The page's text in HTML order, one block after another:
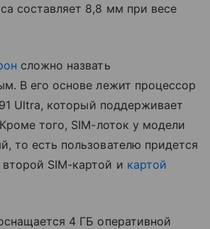
составляет 8,8 мм при весе
сложно назвать
В его основе лежит процессор
Ultra, который поддерживает
того, SIM-лоток у модели
то есть пользователю придется
SIM-картой и картой
4 ГБ оперативной